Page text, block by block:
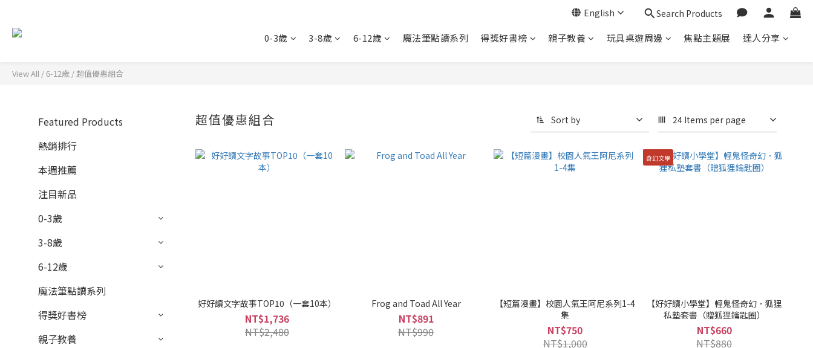
English Search Products
0-3歲 3-8歲 6-12歲 魔法筆點讀系列 得獎好書榜 親子教養 玩具桌遊周邊 焦點主題展 達人分享
View All /6-12歲 /超值優惠組合
Featured Products
熱銷排行
本週推薦
注目新品
0-3歲
3-8歲
6-12歲
魔法筆點讀系列
得獎好書榜
親子教養
超值優惠組合 Sort by 24 Items per page
好好讀文字故事TOP10（一套10本）
NT$1,736
NT$2,480
Frog and Toad All Year
NT$891
NT$990
【短篇漫畫】校園人氣王阿尼系列1-4
集
NT$750
NT$1,000
奇幻文學
【好好讀小學堂】輕鬼怪奇幻．狐狸
私塾套書（贈狐狸鑰匙圈）
NT$660
NT$880